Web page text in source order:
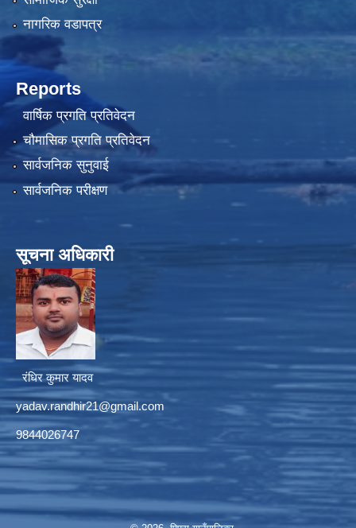
नागरिक वडापत्र
Reports
वार्षिक प्रगति प्रतिवेदन
चौमासिक प्रगति प्रतिवेदन
सार्वजनिक सुनुवाई
सार्वजनिक परीक्षण
सूचना अधिकारी
रंधिर कुमार यादव
yadav.randhir21@gmail.com
9844026747